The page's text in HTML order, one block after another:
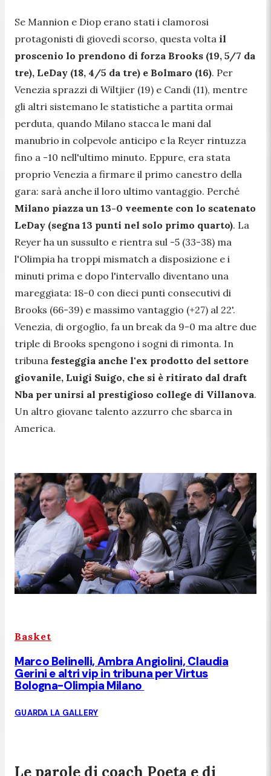
Se Mannion e Diop erano stati i clamorosi
protagonisti di giovedì scorso, questa volta il
proscenio lo prendono di forza Brooks (19, 5/7 da
tre), LeDay (18, 4/5 da tre) e Bolmaro (16). Per
Venezia sprazzi di Wiltjier (19) e Candi (11), mentre
gli altri sistemano le statistiche a partita ormai
perduta, quando Milano stacca le mani dal
manubrio in colpevole anticipo e la Reyer rintuzza
fino a -10 nell'ultimo minuto. Eppure, era stata
proprio Venezia a firmare il primo canestro della
gara: sarà anche il loro ultimo vantaggio. Perché
Milano piazza un 13-0 veemente con lo scatenato
LeDay (segna 13 punti nel solo primo quarto). La
Reyer ha un sussulto e rientra sul -5 (33-38) ma
l'Olimpia ha troppi mismatch a disposizione e i
minuti prima e dopo l'intervallo diventano una
mareggiata: 18-0 con dieci punti consecutivi di
Brooks (66-39) e massimo vantaggio (+27) al 22'.
Venezia, di orgoglio, fa un break da 9-0 ma altre due
triple di Brooks spengono i sogni di rimonta. In
tribuna festeggia anche l'ex prodotto del settore
giovanile, Luigi Suigo, che si è ritirato dal draft
Nba per unirsi al prestigioso college di Villanova.
Un altro giovane talento azzurro che sbarca in
America.
Basket
Marco Belinelli, Ambra Angiolini, Claudia
Gerini e altri vip in tribuna per Virtus
Bologna-Olimpia Milano
GUARDA LA GALLERY
Le parole di coach Poeta e di